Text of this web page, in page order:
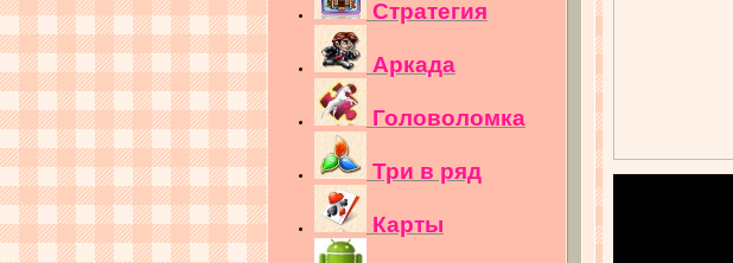
Стратегия
Аркада
Головоломка
Три в ряд
Карты